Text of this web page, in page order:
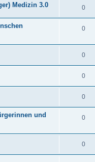
Medizin 3.0 0
0
0
0
0
und
0
0